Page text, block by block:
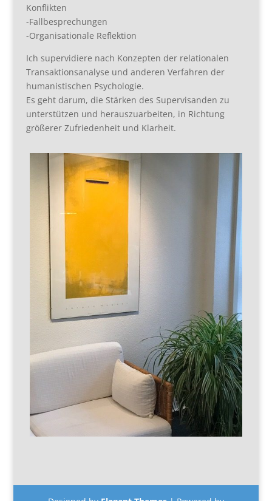
Konflikten
-Fallbesprechungen
-Organisationale Reflektion
Ich supervidiere nach Konzepten der relationalen
Transaktionsanalyse und anderen Verfahren der
humanistischen Psychologie.
Es geht darum, die Stärken des Supervisanden zu
unterstützen und herauszuarbeiten, in Richtung
größerer Zufriedenheit und Klarheit.